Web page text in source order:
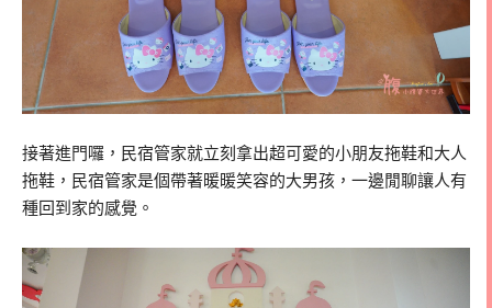
接著進門囉，民宿管家就立刻拿出超可愛的小朋友拖鞋和大人
拖鞋，民宿管家是個帶著暖暖笑容的大男孩，一邊閒聊讓人有
種回到家的感覺。